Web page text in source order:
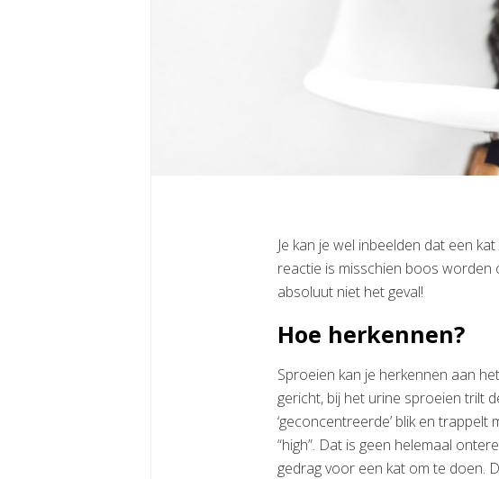
Je kan je wel inbeelden dat een
reactie is misschien boos worden
absoluut niet het geval!
Hoe herkennen?
Sproeien kan je herkennen aan
gericht, bij het urine sproeien trilt
‘geconcentreerde’ blik en
“high”. Dat is geen helemaal
gedrag voor een kat om te doen.